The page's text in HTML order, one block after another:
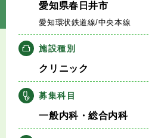
エージェントサービスTOP
サービスの流れ
キャリアアドバイザー紹介
医師の求人・転職Q&A
愛知県春日井市
愛知環状鉄道線/中央本線
施設種別
クリニック
募集科目
一般内科・総合内科